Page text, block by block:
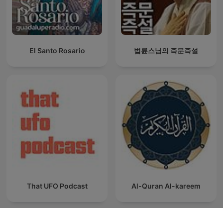
El Santo Rosario 법륜스님의 즉문즉설
That UFO Podcast Al-Quran Al-kareem